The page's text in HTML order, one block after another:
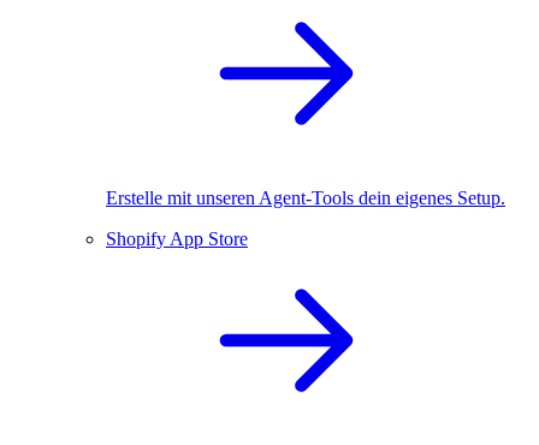
Erstelle mit unseren Agent-Tools dein eigenes Setup.
Shopify App Store